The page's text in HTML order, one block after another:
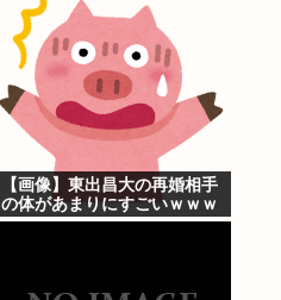
【画像】東出昌大の再婚相手
の体があまりにすごいｗｗｗ